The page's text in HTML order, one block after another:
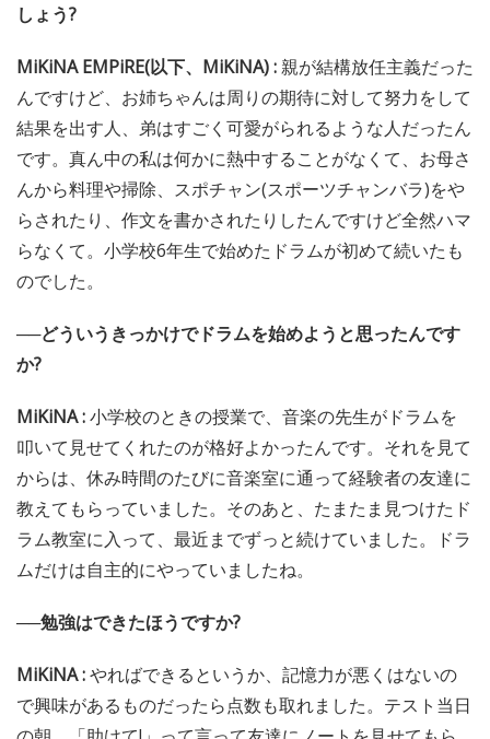
しょう?
MiKiNA EMPiRE(以下、MiKiNA) :親が結構放任主義だった
んですけど、お姉ちゃんは周りの期待に対して努力をして
結果を出す人、弟はすごく可愛がられるような人だったん
です。真ん中の私は何かに熱中することがなくて、お母さ
んから料理や掃除、スポチャン(スポーツチャンバラ)をや
らされたり、作文を書かされたりしたんですけど全然ハマ
らなくて。小学校6年生で始めたドラムが初めて続いたも
のでした。
──どういうきっかけでドラムを始めようと思ったんです
か?
MiKiNA :小学校のときの授業で、音楽の先生がドラムを
叩いて見せてくれたのが格好よかったんです。それを見て
からは、休み時間のたびに音楽室に通って経験者の友達に
教えてもらっていました。そのあと、たまたま見つけたド
ラム教室に入って、最近までずっと続けていました。ドラ
ムだけは自主的にやっていましたね。
──勉強はできたほうですか?
MiKiNA :やればできるというか、記憶力が悪くはないの
で興味があるものだったら点数も取れました。テスト当日